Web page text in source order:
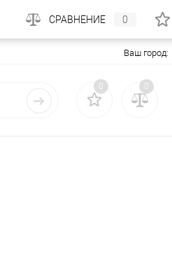
Ваш город:
0 0
СРАВНЕНИЕ 0